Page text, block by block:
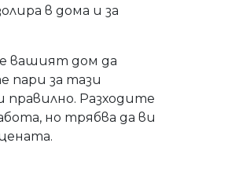
в дома и за
вашият дом да
пари за тази
правилно. Разходите
но трябва да ви